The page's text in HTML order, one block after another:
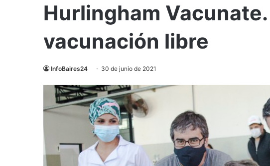
Hurlingham
vacunación libre
InfoBaires24 30 de junio de 2021